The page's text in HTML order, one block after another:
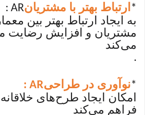
* ارتباط بهتر با مشتریان: AR
به ایجاد ارتباط بهتر بین
مشتریان و افزایش
می‌کند
.
*نوآوری در طراحی: AR
امکان ایجاد طرح‌های خلاقانه
فراهم می‌کند